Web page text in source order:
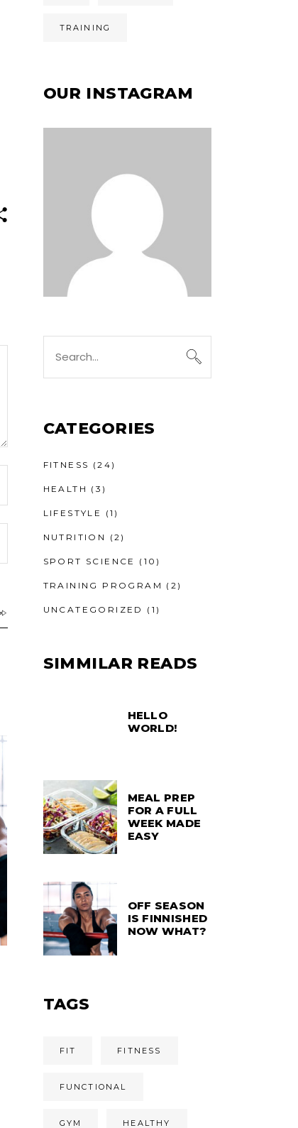
TRAINING
OUR INSTAGRAM
CATEGORIES
FITNESS (24)
HEALTH (3)
LIFESTYLE (1)
NUTRITION (2)
SPORT SCIENCE (10)
TRAINING PROGRAM (2)
UNCATEGORIZED (1)
SIMMILAR READS
HELLO
WORLD!
MEAL PREP
FOR A FULL
WEEK MADE
EASY
OFF SEASON
IS FINNISHED
NOW WHAT?
TAGS
FIT FITNESS
FUNCTIONAL
GYM HEALTHY